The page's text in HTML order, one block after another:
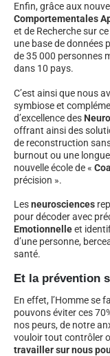
Enfin, grâce aux
Comportementales
et de Recherche sur
une base de données
de 35 000 personnes
dans 10 pays.
C’est ainsi que nous
symbiose et
d’excellence des
offrant ainsi des
de reconstruction
burnout ou une
nouvelle école de «
précision ».
Lesneurosciences
pour décoder avec
Emotionnelleet
d’une personne,
santé.
Et la prévention
En effet, l’Homme se
pouvons éviter ces
nos peurs, de notre
vouloir tout contrôler
travailler sur nous